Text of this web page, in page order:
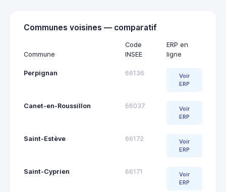
Communes voisines — comparatif
Commune
Code
INSEE
ERP en
ligne
Perpignan 66136
Voir
ERP
Canet-en-Roussillon 66037
Voir
ERP
Saint-Estève 66172
Voir
ERP
Saint-Cyprien 66171
Voir
ERP